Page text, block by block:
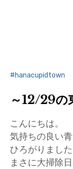
hanacupidtown
～12/29の
こんにちは。
気持ちの良い
ひろがりました
まさに大掃除